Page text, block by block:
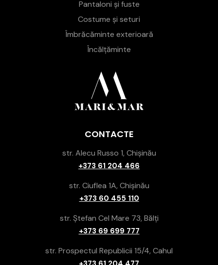
Pantaloni și fuste
Costume și seturi
Îmbrăcăminte exterioară
Încălțăminte
CONTACTE
str. Alecu Russo 1, Chișinău
+373 61 204 466
str. Ciuflea 1A, Chișinău
+373 60 455 110
str. Ștefan Cel Mare 73, Bălți
+373 69 699 777
str. Prospectul Republicii 15/4, Cahul